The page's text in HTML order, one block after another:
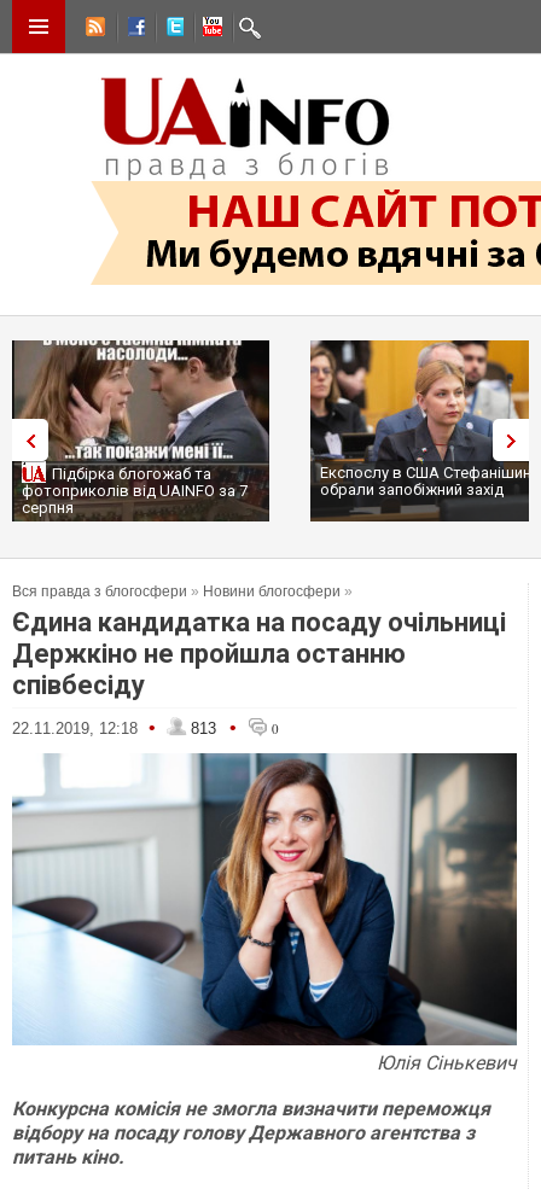
Підбірка блогожаб та
фотоприколів від UAINFO за 7
серпня
Експослу в США Стефанішиній
обрали запобіжний захід
Вся правда з блогосфери » Новини блогосфери »
Єдина кандидатка на посаду очільниці
Держкіно не пройшла останню
співбесіду
22.11.2019, 12:18 • 813 • 0
Юлія Сінькевич
Конкурсна комісія не змогла визначити переможця
відбору на посаду голову Державного агентства з
питань кіно.